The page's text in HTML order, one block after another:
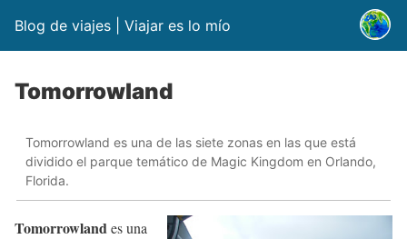
Blog de viajes | Viajar es lo mío
Tomorrowland
Tomorrowland es una de las siete zonas en las que está
dividido el parque temático de Magic Kingdom en Orlando,
Florida.
Tomorrowlandes una